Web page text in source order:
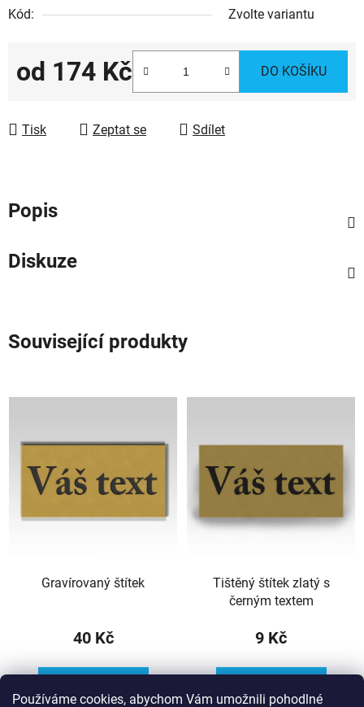
Používáme cookies, abychom Vám umožnili pohodlné
Kód:
Zvolte variantu
od 174 Kč DO KOŠÍKU
Tisk Zeptat se Sdílet
Popis
Diskuze
Související produkty
Gravírovaný štítek
40 Kč
Tištěný štítek zlatý s
černým textem
9 Kč